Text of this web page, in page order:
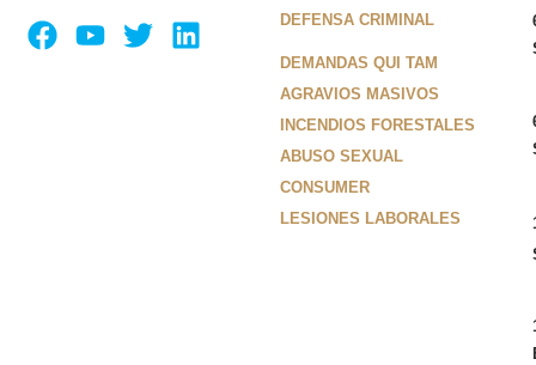
DEFENSA CRIMINAL
DEMANDAS QUI TAM
AGRAVIOS MASIVOS
INCENDIOS FORESTALES
ABUSO SEXUAL
CONSUMER
LESIONES LABORALES